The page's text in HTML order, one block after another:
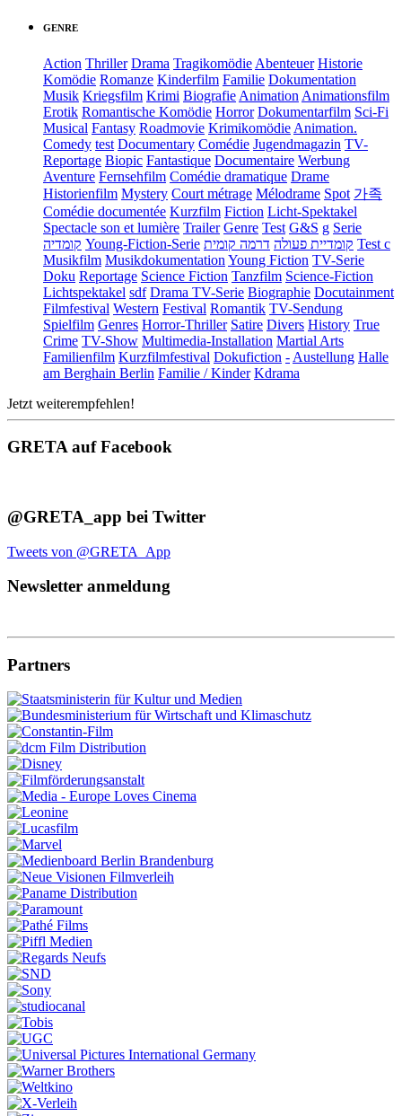
GENRE
Action Thriller Drama Tragikomödie Abenteuer Historie
Komödie Romanze Kinderfilm Familie Dokumentation
Musik Kriegsfilm Krimi Biografie Animation Animationsfilm
Erotik Romantische Komödie Horror Dokumentarfilm Sci-Fi
Musical Fantasy Roadmovie Krimikomödie Animation.
Comedy test Documentary Comédie Jugendmagazin TV-
Reportage Biopic Fantastique Documentaire Werbung
Aventure Fernsehfilm Comédie dramatique Drame
Historienfilm Mystery Court métrage Mélodrame Spot 가족
Comédie documentée Kurzfilm Fiction Licht-Spektakel
Spectacle son et lumière Trailer Genre Test G&S g Serie
קומדיה Young-Fiction-Serie קומדיית פעולה דרמה קומית
Test c
Musikfilm Musikdokumentation Young Fiction TV-Serie
Doku Reportage Science Fiction Tanzfilm Science-Fiction
Lichtspektakel sdf Drama TV-Serie Biographie Docutainment
Filmfestival Western Festival Romantik TV-Sendung
Spielfilm Genres Horror-Thriller Satire Divers History True
Crime TV-Show Multimedia-Installation Martial Arts
Familienfilm Kurzfilmfestival Dokufiction - Austellung Halle
am Berghain Berlin Familie / Kinder Kdrama
Jetzt weiterempfehlen!
GRETA auf Facebook
@GRETA_app bei Twitter
Tweets von @GRETA_App
Newsletter anmeldung
Partners